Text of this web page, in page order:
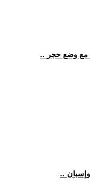
مع وضع حجر
وإسبان